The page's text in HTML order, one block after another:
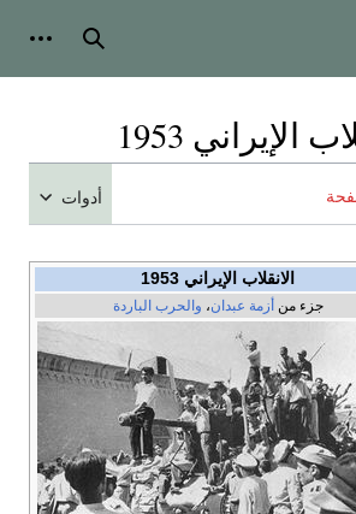
بحث
الإيراني 1953
أدوات
الانقلاب الإيراني 1953
جزء من أزمة عبدان، والحرب الباردة